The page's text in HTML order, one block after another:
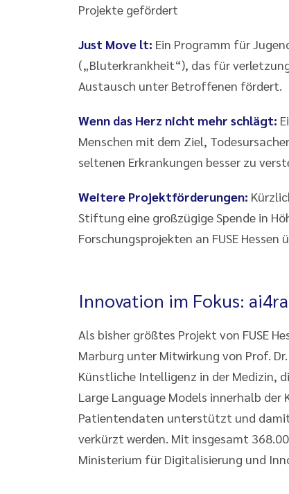
Projekte gefördert
Just Move lt: Ein Programm für
(„Bluterkrankheit“), das für
Austausch unter Betroffenen fördert.
Wenn das Herz nicht mehr schlägt:
Menschen mit dem Ziel,
seltenen Erkrankungen besser zu
Weitere Projektförderungen:
Stiftung eine großzügige Spende in
Forschungsprojekten an FUSE Hessen
Innovation im Fokus:
Als bisher größtes Projekt von FUSE
Marburg unter Mitwirkung von Prof.
Künstliche Intelligenz in der Medizin,
Large Language Models innerhalb
Patientendaten unterstützt und
verkürzt werden. Mit insgesamt
Ministerium für Digitalisierung und